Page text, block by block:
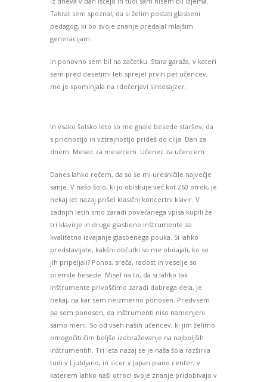
Takrat sem spoznal, da si želim postati glasbeni
pedagog, ki bo svoje znanje predajal mlajšim
generacijam.
In ponovno sem bil na začetku. Stara garaža, v kateri
sem pred desetimi leti sprejel prvih pet učencev,
me je spominjala na rdečerjavi sintesajzer.
In vsako šolsko leto so me gnale besede staršev, da
s pridnostjo in vztrajnostjo prideš do cilja. Dan za
dnem. Mesec za mesecem. Učenec za učencem.
Danes lahko rečem, da so se mi uresničile največje
sanje. V našo šolo, ki jo obiskuje več kot 260 otrok, je
nekaj let nazaj prišel klasični koncertni klavir. V
zadnjih letih smo zaradi povečanega vpisa kupili že
tri klavirje in druge glasbene inštrumente za
kvalitetno izvajanje glasbenega pouka. Si lahko
predstavljate, kakšni občutki so me obdajali, ko so
jih pripeljali? Ponos, sreča, radost in veselje so
premile besede. Misel na to, da si lahko tak
inštrumente privoščimo zaradi dobrega dela, je
nekaj, na kar sem neizmerno ponosen. Predvsem
pa sem ponosen, da inštrumenti niso namenjeni
samo meni. So od vseh naših učencev, ki jim želimo
omogočiti čim boljše izobraževanje na najboljših
inštrumentih. Tri leta nazaj se je naša šola razširila
tudi v Ljubljano, in sicer v Japan piano center, v
katerem lahko naši otroci svoje znanje pridobivajo v